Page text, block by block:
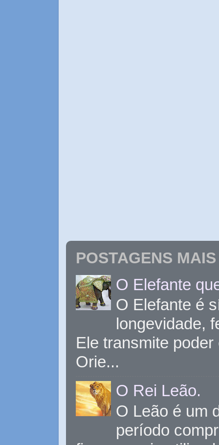
POSTAGENS
O Elefante
O Elefante é
longevidade,
Ele transmite
Orie...
O Rei Leão.
O Leão é um
período